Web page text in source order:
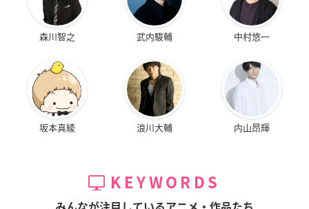
森川智之 武内駿輔 中村悠一
坂本真綾 浪川大輔 内山昂輝
KEYWORDS
みんなが注目しているアニメ・作品たち